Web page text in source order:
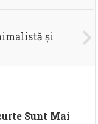
și
Sunt Mai